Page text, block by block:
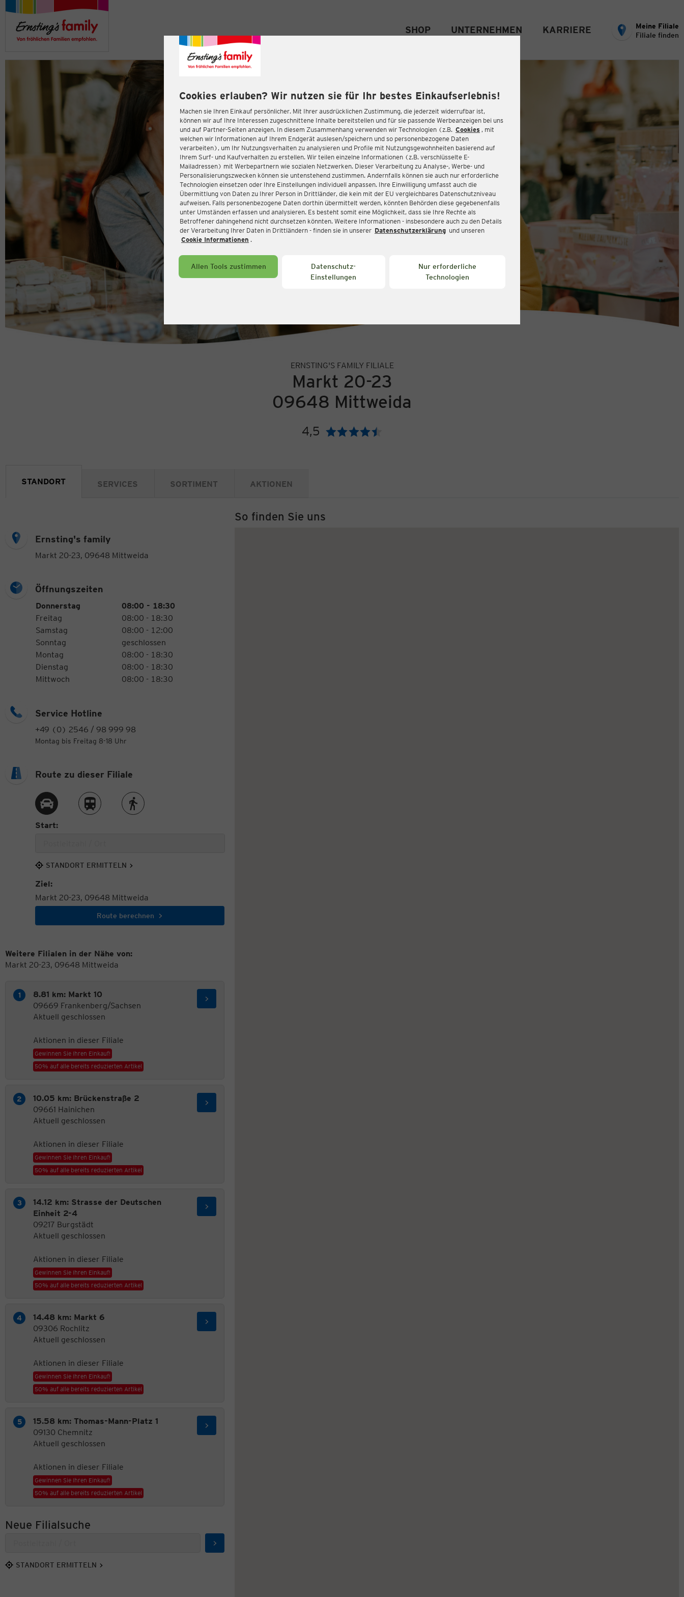
Cookies erlauben? Wir nutzen sie für Ihr bestes Einkaufserlebnis!
Machen sie Ihren Einkauf persönlicher. Mit Ihrer ausdrücklichen Zustimmung, die jederzeit widerrufbar ist,
können wir auf Ihre Interessen zugeschnittene Inhalte bereitstellen und für sie passende Werbeanzeigen bei uns
und auf Partner-Seiten anzeigen. In diesem Zusammenhang verwenden wir Technologien (z.B. Cookies , mit
welchen wir Informationen auf Ihrem Endgerät auslesen/speichern und so personenbezogene Daten
verarbeiten), um Ihr Nutzungsverhalten zu analysieren und Profile mit Nutzungsgewohnheiten basierend auf
Ihrem Surf- und Kaufverhalten zu erstellen. Wir teilen einzelne Informationen (z.B. verschlüsselte E-
Mailadressen) mit Werbepartnern wie sozialen Netzwerken. Dieser Verarbeitung zu Analyse-, Werbe- und
Personalisierungszwecken können sie untenstehend zustimmen. Andernfalls können sie auch nur erforderliche
Technologien einsetzen oder Ihre Einstellungen individuell anpassen. Ihre Einwilligung umfasst auch die
Übermittlung von Daten zu Ihrer Person in Drittländer, die kein mit der EU vergleichbares Datenschutzniveau
aufweisen. Falls personenbezogene Daten dorthin übermittelt werden, könnten Behörden diese gegebenenfalls
unter Umständen erfassen und analysieren. Es besteht somit eine Möglichkeit, dass sie Ihre Rechte als
Betroffener dahingehend nicht durchsetzen könnten. Weitere Informationen - insbesondere auch zu den Details
der Verarbeitung Ihrer Daten in Drittländern - finden sie in unserer Datenschutzerklärung und unseren
Cookie Informationen .
Allen Tools zustimmen
Datenschutz-
Einstellungen
Nur erforderliche
Technologien
SHOP UNTERNEHMEN KARRIERE
Meine Filiale
Filiale finden
ERNSTING'S FAMILY FILIALE
Markt 20-23
09648 Mittweida
4,5 Bewertung:
STANDORT SERVICES SORTIMENT AKTIONEN
Ernsting's family
Markt 20-23, 09648 Mittweida
Öffnungszeiten
Öffnungszeiten
WochentagUhrzeiten
Donnerstag
08:00 - 18:30
Freitag
08:00 - 18:30
Samstag
08:00 - 12:00
Sonntag
geschlossen
Montag
08:00 - 18:30
Dienstag
08:00 - 18:30
Mittwoch
08:00 - 18:30
Service Hotline
+49 (0) 2546 / 98 999 98
Montag bis Freitag 8-18 Uhr
So finden Sie uns
Route zu dieser Filiale
Route per AutoRoute per ZugRoute zu Fuß
Start:
STANDORT ERMITTELN
Ziel:
Markt 20-23, 09648 Mittweida
Route berechnen
Weitere Filialen in der Nähe von:
Markt 20-23, 09648 Mittweida
8.81 km: Markt 10
09669 Frankenberg/Sachsen
Aktuell geschlossen
Aktionen in dieser Filiale
Gewinnen Sie Ihren Einkauf!
50% auf alle bereits reduzierten Artikel
10.05 km: Brückenstraße 2
09661 Hainichen
Aktuell geschlossen
Aktionen in dieser Filiale
Gewinnen Sie Ihren Einkauf!
50% auf alle bereits reduzierten Artikel
14.12 km: Strasse der Deutschen
Einheit 2-4
09217 Burgstädt
Aktuell geschlossen
Aktionen in dieser Filiale
Gewinnen Sie Ihren Einkauf!
50% auf alle bereits reduzierten Artikel
14.48 km: Markt 6
09306 Rochlitz
Aktuell geschlossen
Aktionen in dieser Filiale
Gewinnen Sie Ihren Einkauf!
50% auf alle bereits reduzierten Artikel
15.58 km: Thomas-Mann-Platz 1
09130 Chemnitz
Aktuell geschlossen
Aktionen in dieser Filiale
Gewinnen Sie Ihren Einkauf!
50% auf alle bereits reduzierten Artikel
Neue Filialsuche
Suchen
STANDORT ERMITTELN